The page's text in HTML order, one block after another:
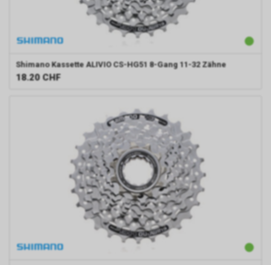
Shimano Kassette ALIVIO CS-HG51 8-Gang 11-32 Zähne
18.20 CHF